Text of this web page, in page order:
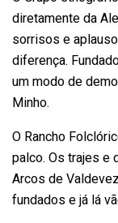
diretamente da
sorrisos e
diferença.
um modo de
Minho.
O Rancho
palco. Os trajes e
Arcos de
fundados e já lá